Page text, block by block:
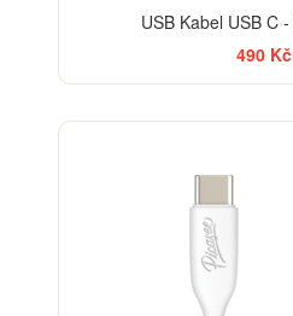
USB Kabel USB C
490 Kč